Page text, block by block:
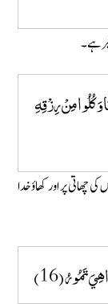
ہے۔
مِنْ رِزْقِهِ
پر اور کھاوٴ خدا
تَمُورُ (16)